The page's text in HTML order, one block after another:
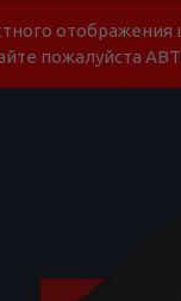
отображения
пожалуйста